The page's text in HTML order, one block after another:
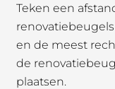
Teken een
en de meest
de
plaatsen.